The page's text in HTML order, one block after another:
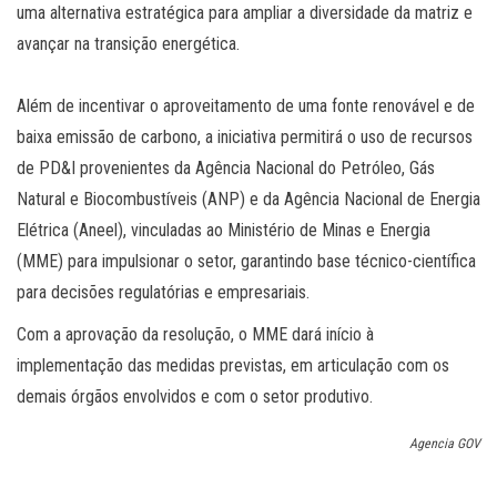
uma alternativa estratégica para ampliar a diversidade da matriz e
avançar na transição energética.
Além de incentivar o aproveitamento de uma fonte renovável e de
baixa emissão de carbono, a iniciativa permitirá o uso de recursos
de PD&I provenientes da Agência Nacional do Petróleo, Gás
Natural e Biocombustíveis (ANP) e da Agência Nacional de Energia
Elétrica (Aneel), vinculadas ao Ministério de Minas e Energia
(MME) para impulsionar o setor, garantindo base técnico-científica
para decisões regulatórias e empresariais.
Com a aprovação da resolução, o MME dará início à
implementação das medidas previstas, em articulação com os
demais órgãos envolvidos e com o setor produtivo.
Agencia GOV